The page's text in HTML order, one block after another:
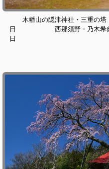
木幡山の隠津神社・三重の塔
日 西那須野・乃木希典・
日